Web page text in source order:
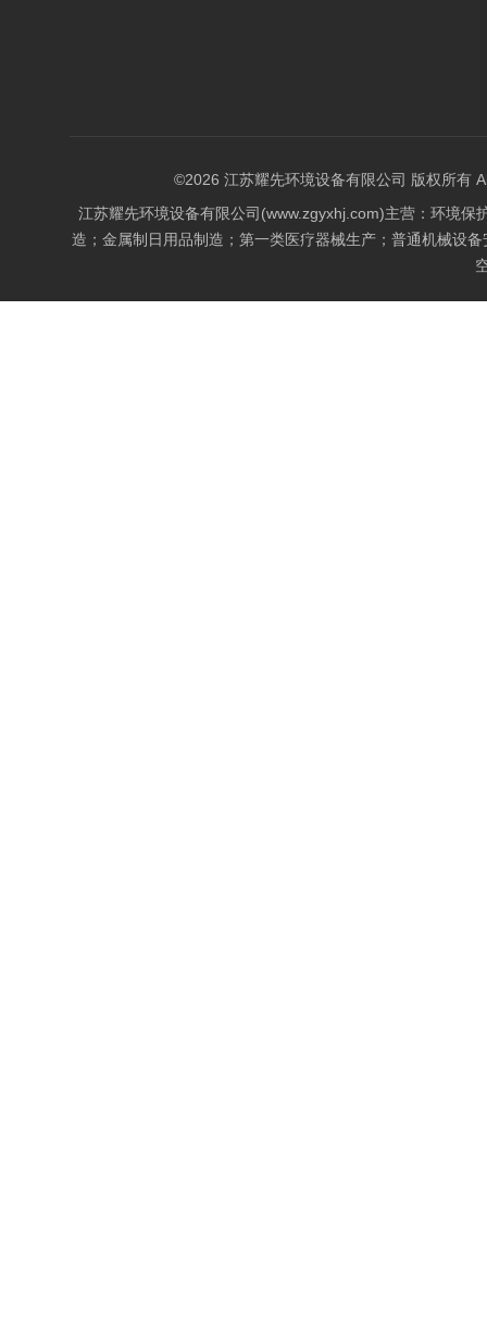
©2026 江苏耀先环境设备有限公司 版权所有
江苏耀先环境设备有限公司(www.zgyxhj.com)主营：环境
造；金属制日用品制造；第一类医疗器械生产；普通机械设